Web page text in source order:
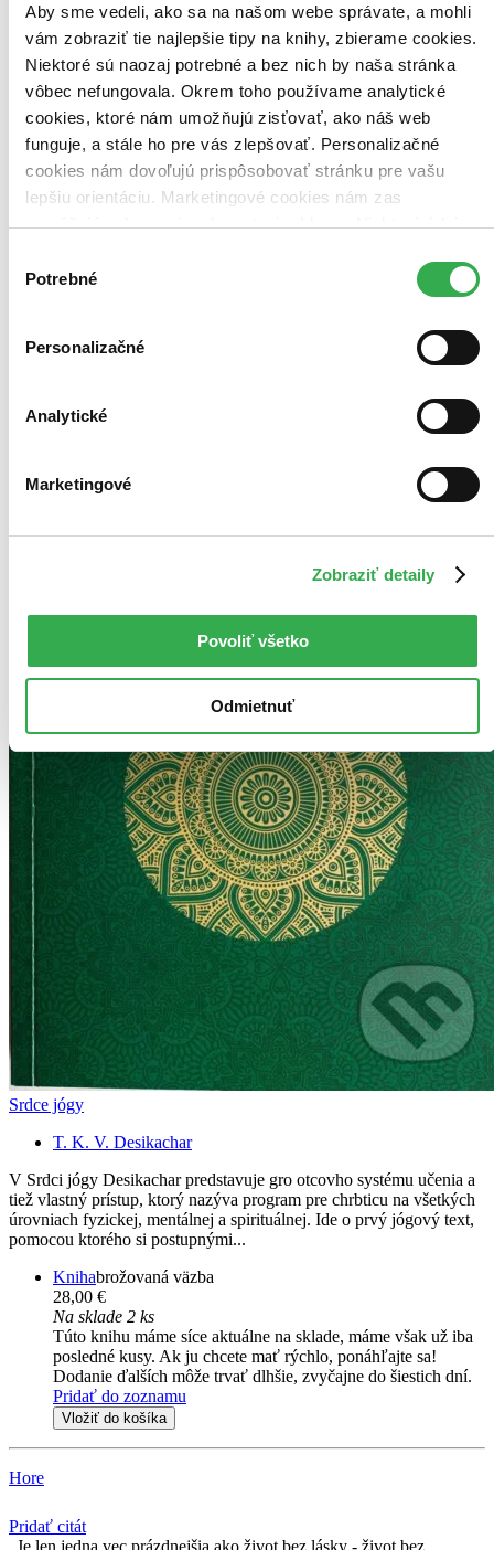
Aby sme vedeli, ako sa na našom webe správate, a mohli
vám zobraziť tie najlepšie tipy na knihy, zbierame cookies.
Niektoré sú naozaj potrebné a bez nich by naša stránka
vôbec nefungovala. Okrem toho používame analytické
cookies, ktoré nám umožňujú zisťovať, ako náš web
funguje, a stále ho pre vás zlepšovať. Personalizačné
cookies nám dovoľujú prispôsobovať stránku pre vašu
lepšiu orientáciu. Marketingové cookies nám zas
umožňujú zobrazenie relevantnej reklamy. Niektoré údaje
keby sme mohli používať všetky tieto cookies. Ďakujeme!
súhlasu
Potrebné
Personalizačné
Analytické
Marketingové
Zobraziť detaily
Povoliť všetko
Odmietnuť
Zoradiť
Bestsellery
Top hodnotené
Novinky
Najdrahšie
Srdce jógy
T. K. V. Desikachar
V Srdci jógy Desikachar predstavuje gro otcovho systému učenia a
tiež vlastný prístup, ktorý nazýva program pre chrbticu na všetkých
úrovniach fyzickej, mentálnej a spirituálnej. Ide o prvý jógový text,
pomocou ktorého si postupnými...
Knihabrožovaná väzba
28,00 €
Na sklade 2 ks
Túto knihu máme síce aktuálne na sklade, máme však už iba
posledné kusy. Ak ju chcete mať rýchlo, ponáhľajte sa!
Dodanie ďalších môže trvať dlhšie, zvyčajne do šiestich dní.
Pridať do zoznamu
Vložiť do košíka
Hore
Pridať citát